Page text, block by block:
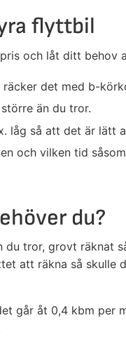
flyttbil
och låt ditt behov
det med b-
än du tror.
låg så att det är lätt
och vilken tid
du?
tror, grovt räknat
att räkna så skulle
går åt 0,4 kbm per